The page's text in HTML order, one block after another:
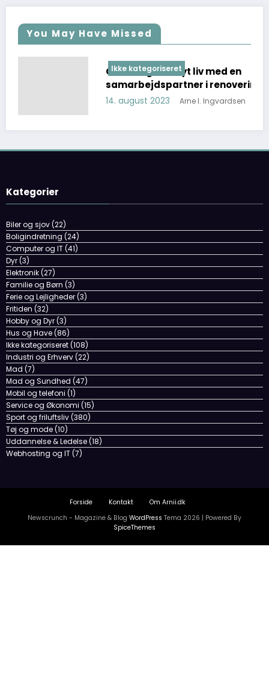
You May Have Missed
Ikke kategoriseret
Giv dine gulve nyt liv med en
samarbejdspartner i renoveringsprojektet!
14. august 2023 Arne I. Ingvardsen
Kategorier
Biler og sjov(22)
Boligindretning (24)
Computer og IT(41)
Dyr(3)
Elektronik(27)
Familie og Børn (3)
Ferie og Lejligheder(3)
Fritiden (32)
Hobby og Dyr(3)
Hus og Have(86)
Ikke kategoriseret(108)
Industri og Erhverv(22)
Mad (7)
Mad og Sundhed (47)
Mobil og telefoni (1)
Service og Økonomi (15)
Sport og friluftsliv(380)
Tøj og mode(10)
Uddannelse & Ledelse(18)
Webhosting og IT(7)
Forside Kontakt
Om Arnii.dk
Newscrunch - Magazine & Blog WordPress Tema 2026 | Powered By
SpiceThemes